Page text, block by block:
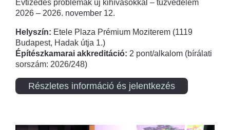
Évtizedes problémák új kihívásokkal – tűzvédelem
2026 – 2026. november 12.
Helyszín: Etele Plaza Prémium Moziterem (1119
Budapest, Hadak útja 1.)
Építészkamarai akkreditáció: 2 pont/alkalom (bírálati
sorszám: 2026/248)
Részletes információ és jelentkezés